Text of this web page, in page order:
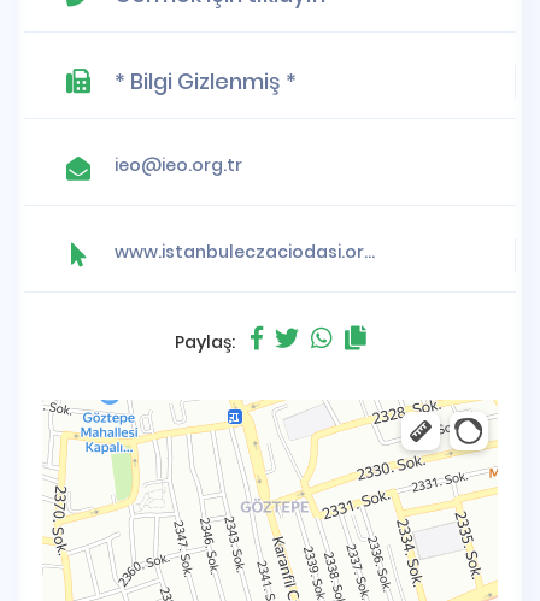
* Bilgi Gizlenmiş *
ieo@ieo.org.tr
www.istanbuleczaciodasi.org.tr
Paylaş: